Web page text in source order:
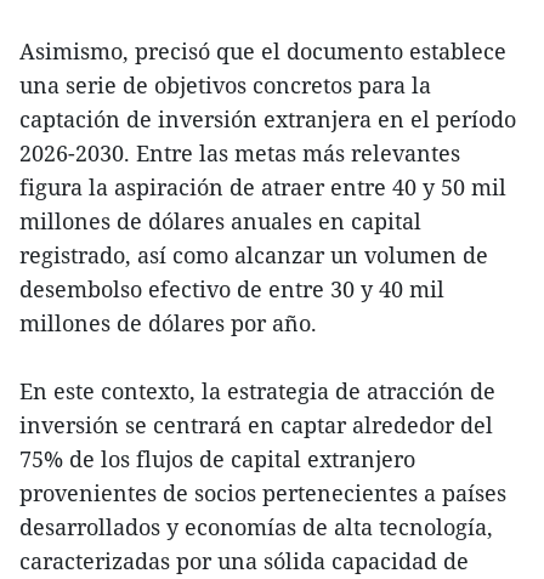
Asimismo, precisó que el documento establece
una serie de objetivos concretos para la
captación de inversión extranjera en el período
2026-2030. Entre las metas más relevantes
figura la aspiración de atraer entre 40 y 50 mil
millones de dólares anuales en capital
registrado, así como alcanzar un volumen de
desembolso efectivo de entre 30 y 40 mil
millones de dólares por año.
En este contexto, la estrategia de atracción de
inversión se centrará en captar alrededor del
75% de los flujos de capital extranjero
provenientes de socios pertenecientes a países
desarrollados y economías de alta tecnología,
caracterizadas por una sólida capacidad de